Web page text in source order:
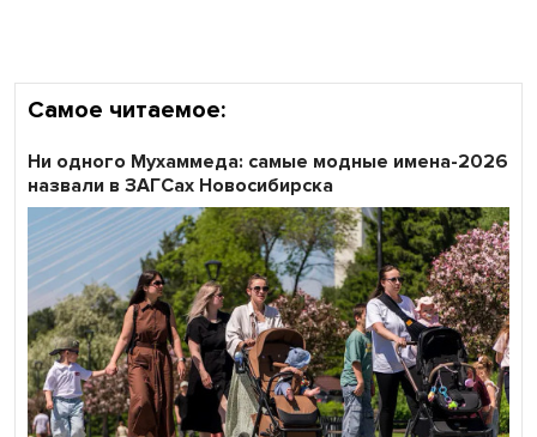
Самое читаемое:
Ни одного Мухаммеда: самые модные имена-2026
назвали в ЗАГСах Новосибирска